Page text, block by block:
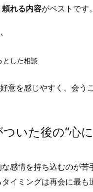
頼れる内容がベストです。
とした相談
意を感じやすく、会う
いた後の“心
感情を持ち込むのが苦
イミングは再会に最も